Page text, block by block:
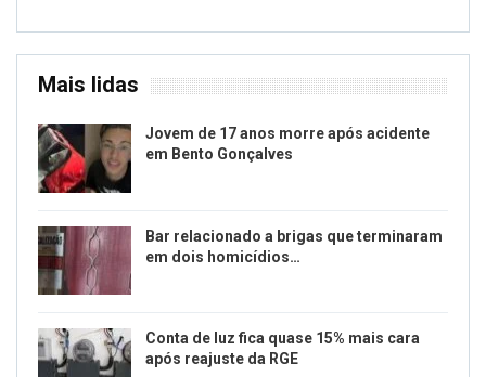
Mais lidas
Jovem de 17 anos morre após acidente
em Bento Gonçalves
Bar relacionado a brigas que terminaram
em dois homicídios…
Conta de luz fica quase 15% mais cara
após reajuste da RGE